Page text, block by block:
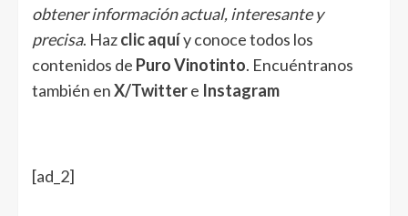
obtener información actual, interesante y
precisa. Hazclic aquíy conoce todos los
contenidos de Puro Vinotinto. Encuéntranos
también enX/Twittere Instagram
[ad_2]